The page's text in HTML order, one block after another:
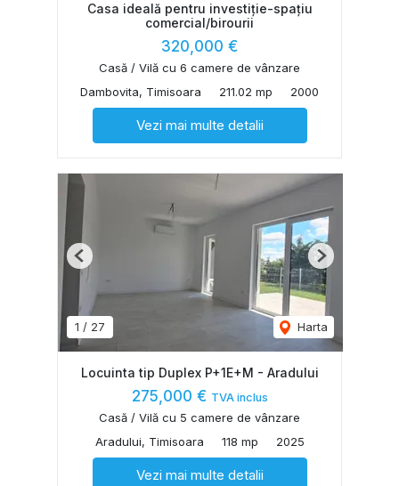
Casa ideală pentru investiție-spațiu
comercial/birourii
320,000 €
Casă / Vilă cu 6 camere de vânzare
Dambovita, Timisoara
211.02 mp 2000
Vezi mai multe detalii
1 / 27 Harta
Previous Next
Locuinta tip Duplex P+1E+M - Aradului
275,000 € TVA inclus
Casă / Vilă cu 5 camere de vânzare
Aradului, Timisoara
118 mp 2025
Vezi mai multe detalii